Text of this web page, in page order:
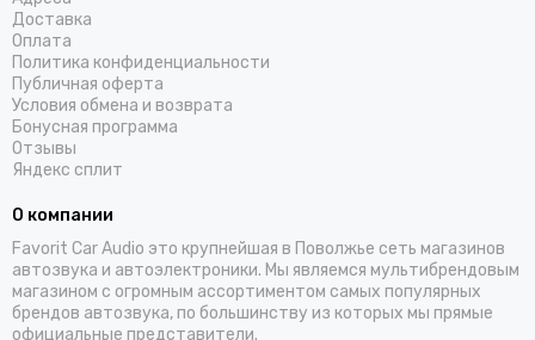
Доставка
Оплата
Политика конфиденциальности
Публичная оферта
Условия обмена и возврата
Бонусная программа
Отзывы
Яндекс сплит
О компании
Favorit Car Audio это крупнейшая в Поволжье сеть магазинов
автозвука и автоэлектроники. Мы являемся мультибрендовым
магазином с огромным ассортиментом самых популярных
брендов автозвука, по большинству из которых мы прямые
официальные представители.